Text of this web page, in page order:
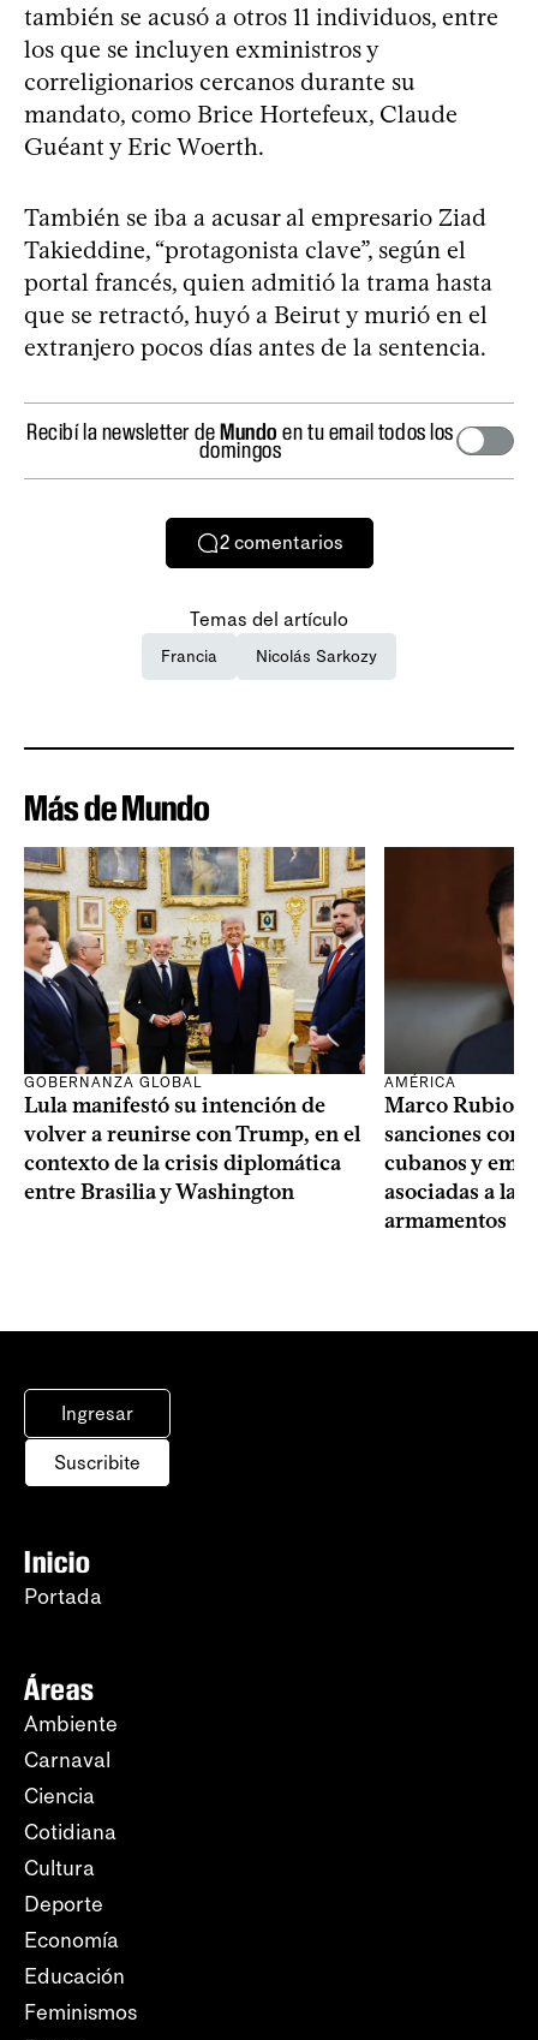
también se acusó a otros 11 individuos, entre
los que se incluyen exministros y
correligionarios cercanos durante su
mandato, como Brice Hortefeux, Claude
Guéant y Eric Woerth.
También se iba a acusar al empresario Ziad
Takieddine, “protagonista clave”, según el
portal francés, quien admitió la trama hasta
que se retractó, huyó a Beirut y murió en el
extranjero pocos días antes de la sentencia.
Recibí la newsletter deMundo en tu email todos los
domingos
2 comentarios
Temas del artículo
Francia Nicolás Sarkozy
Más de Mundo
GOBERNANZA GLOBAL
Lula manifestó su intención de
volver a reunirse con Trump, en el
contexto de la crisis diplomática
entre Brasilia y Washington
AMÉRICA
Marco Rubio
sanciones
cubanos y
asociadas a la
armamentos
Ingresar
Suscribite
Inicio
Portada
Áreas
Ambiente
Carnaval
Ciencia
Cotidiana
Cultura
Deporte
Economía
Educación
Feminismos